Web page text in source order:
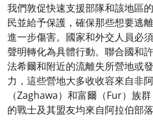
我們敦促快速支援部隊和該地區
民並給予保護，確保那些想要逃
進一步傷害。國家和外交人員必
聲明轉化為具體行動。聯合國和
法希爾和附近的流離失所營地或
力，這些營地大多收收容來自非
（Zaghawa）和富爾（Fur）族
的戰士及其盟友均來自阿拉伯部落